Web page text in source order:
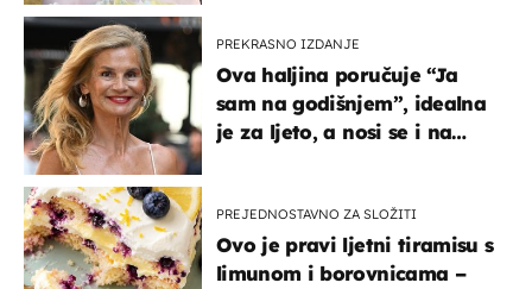
PREKRASNO IZDANJE
Ova haljina poručuje “Ja
sam na godišnjem”, idealna
je za ljeto, a nosi se i na
PREJEDNOSTAVNO ZA SLOŽITI
Ovo je pravi ljetni tiramisu s
limunom i borovnicama –